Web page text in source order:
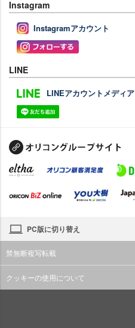
Instagram
Instagramアカウント
LINE
LINEアカウントメディア
PC版に切り替え
禁無断複写転載
クッキーの使用について